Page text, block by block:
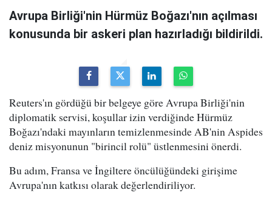
Avrupa Birliği'nin Hürmüz Boğazı'nın açılması
konusunda bir askeri plan hazırladığı bildirildi.
Reuters'ın gördüğü bir belgeye göre Avrupa Birliği'nin
diplomatik servisi, koşullar izin verdiğinde Hürmüz
Boğazı'ndaki mayınların temizlenmesinde AB'nin Aspides
deniz misyonunun "birincil rolü" üstlenmesini önerdi.
Bu adım, Fransa ve İngiltere öncülüğündeki girişime
Avrupa'nın katkısı olarak değerlendiriliyor.